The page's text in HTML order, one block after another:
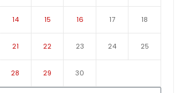
14 15 16 17 18
21 22 23 24 25
28 29 30